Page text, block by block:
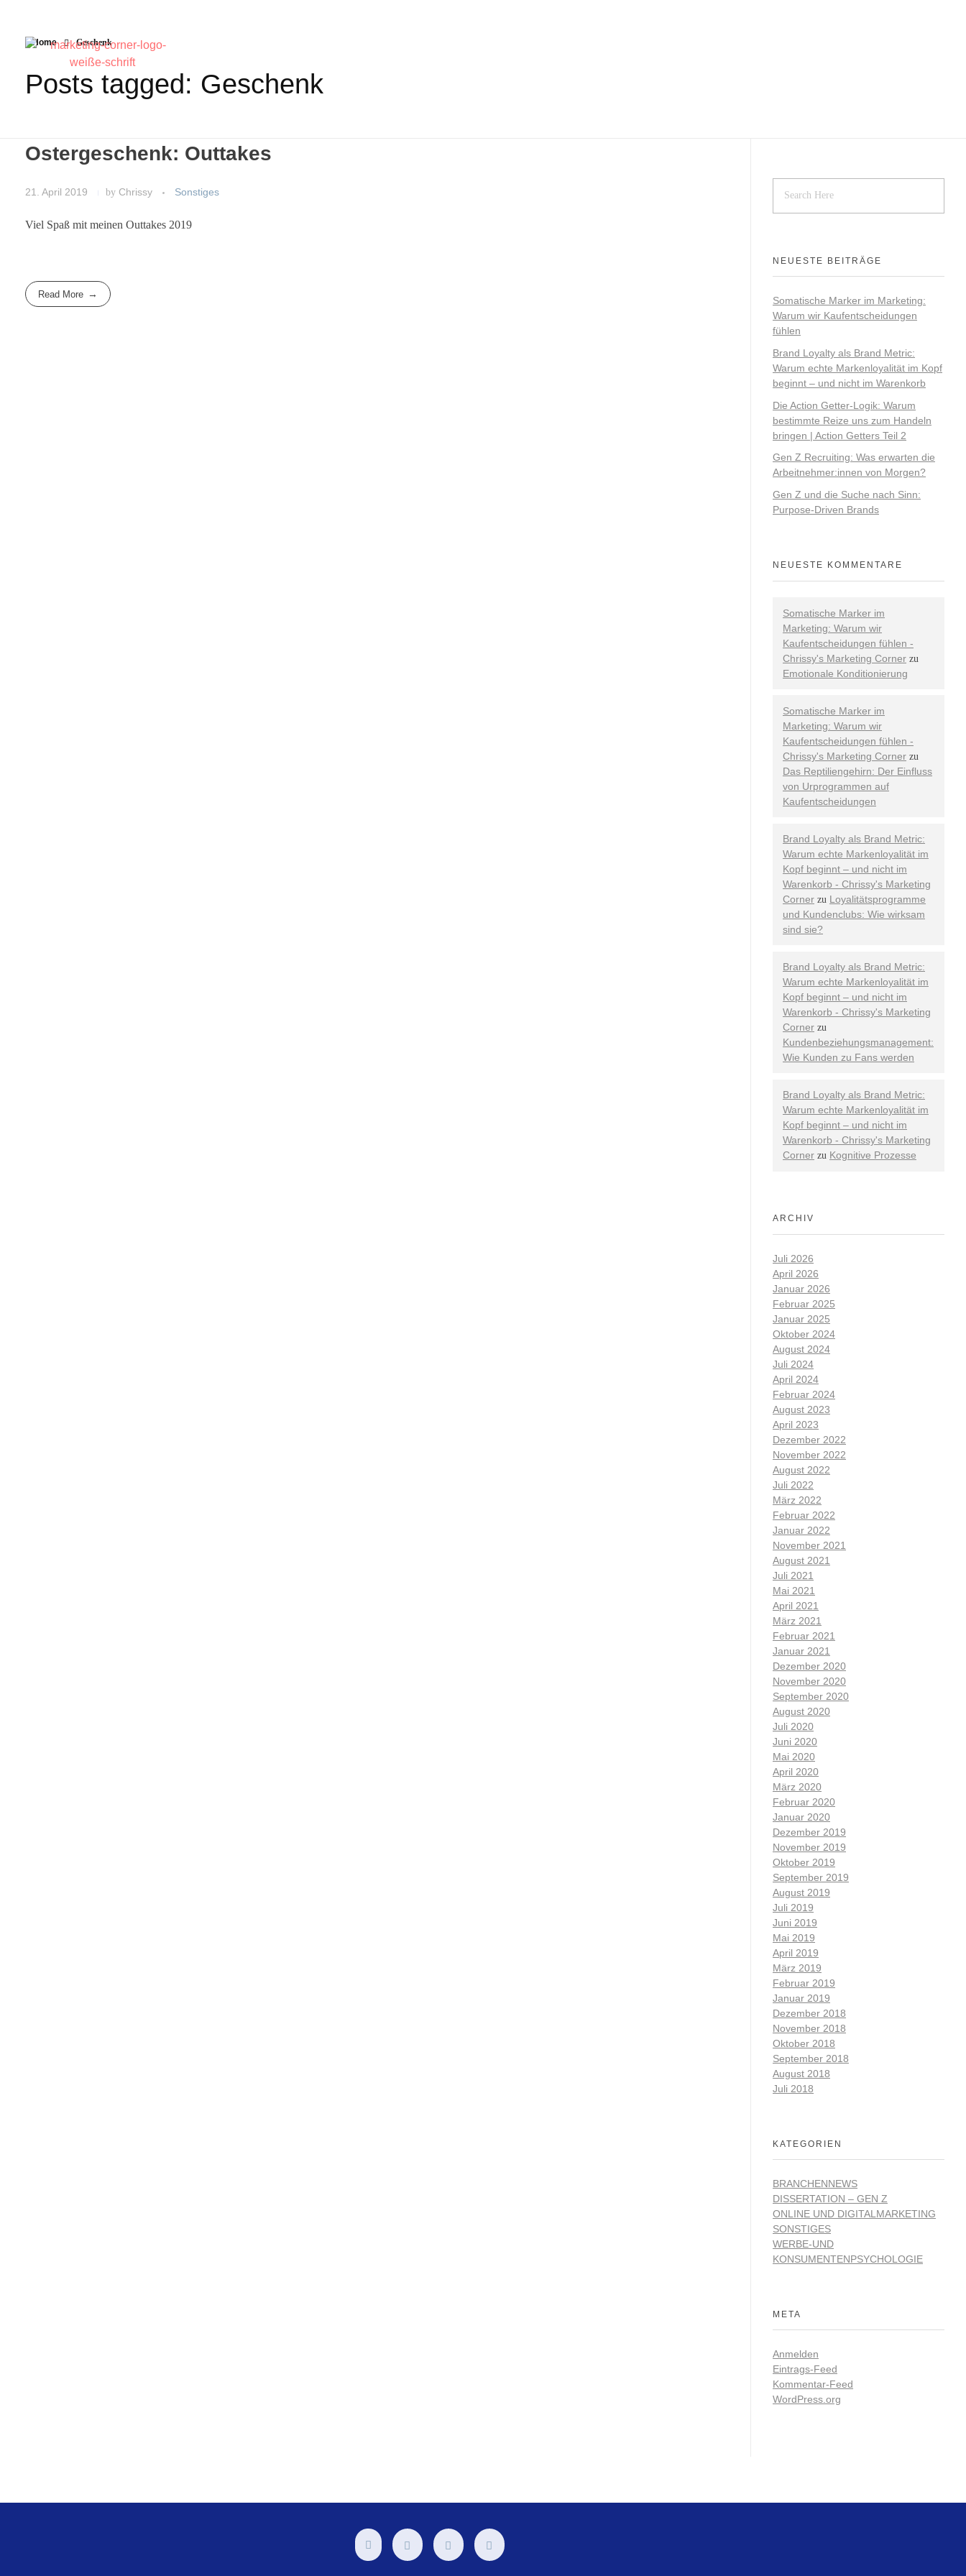
Home Geschenk
Posts tagged: Geschenk
Ostergeschenk: Outtakes
21. April 2019 by Chrissy Sonstiges
Viel Spaß mit meinen Outtakes 2019
Read More
NEUESTE BEITRÄGE
Somatische Marker im Marketing:
Warum wir Kaufentscheidungen
fühlen
Brand Loyalty als Brand Metric:
Warum echte Markenloyalität im Kopf
beginnt – und nicht im Warenkorb
Die Action Getter-Logik: Warum
bestimmte Reize uns zum Handeln
bringen | Action Getters Teil 2
Gen Z Recruiting: Was erwarten die
Arbeitnehmer:innen von Morgen?
Gen Z und die Suche nach Sinn:
Purpose-Driven Brands
NEUESTE KOMMENTARE
Somatische Marker im
Marketing: Warum wir
Kaufentscheidungen fühlen -
Chrissy's Marketing Corner zu
Emotionale Konditionierung
Somatische Marker im
Marketing: Warum wir
Kaufentscheidungen fühlen -
Chrissy's Marketing Corner zu
Das Reptiliengehirn: Der Einfluss
von Urprogrammen auf
Kaufentscheidungen
Brand Loyalty als Brand Metric:
Warum echte Markenloyalität im
Kopf beginnt – und nicht im
Warenkorb - Chrissy's Marketing
Corner zu Loyalitätsprogramme
und Kundenclubs: Wie wirksam
sind sie?
Brand Loyalty als Brand Metric:
Warum echte Markenloyalität im
Kopf beginnt – und nicht im
Warenkorb - Chrissy's Marketing
Corner zu
Kundenbeziehungsmanagement:
Wie Kunden zu Fans werden
Brand Loyalty als Brand Metric:
Warum echte Markenloyalität im
Kopf beginnt – und nicht im
Warenkorb - Chrissy's Marketing
Corner zu Kognitive Prozesse
ARCHIV
Juli 2026
April 2026
Januar 2026
Februar 2025
Januar 2025
Oktober 2024
August 2024
Juli 2024
April 2024
Februar 2024
August 2023
April 2023
Dezember 2022
November 2022
August 2022
Juli 2022
März 2022
Februar 2022
Januar 2022
November 2021
August 2021
Juli 2021
Mai 2021
April 2021
März 2021
Februar 2021
Januar 2021
Dezember 2020
November 2020
September 2020
August 2020
Juli 2020
Juni 2020
Mai 2020
April 2020
März 2020
Februar 2020
Januar 2020
Dezember 2019
November 2019
Oktober 2019
September 2019
August 2019
Juli 2019
Juni 2019
Mai 2019
April 2019
März 2019
Februar 2019
Januar 2019
Dezember 2018
November 2018
Oktober 2018
September 2018
August 2018
Juli 2018
KATEGORIEN
BRANCHENNEWS
DISSERTATION – GEN Z
ONLINE UND DIGITALMARKETING
SONSTIGES
WERBE-UND
KONSUMENTENPSYCHOLOGIE
META
Anmelden
Eintrags-Feed
Kommentar-Feed
WordPress.org